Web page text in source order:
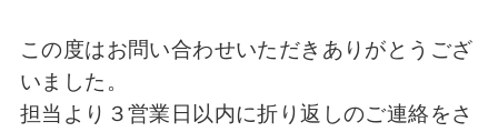
この度はお問い合わせいただきありがとうござ
いました。
担当より３営業日以内に折り返しのご連絡をさ